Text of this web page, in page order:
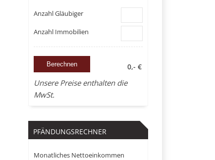
Anzahl Gläubiger
Anzahl Immobilien
0,- €
Unsere Preise enthalten die
MwSt.
PFÄNDUNGSRECHNER
Monatliches Nettoeinkommen